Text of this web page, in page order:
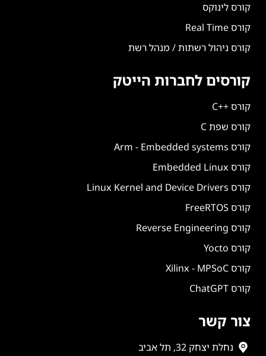
קורס לינוקס
קורס Real Time
קורס ניהול רשתות / מנהל רשת
קורסים לחברות הייטק
קורס ++C
קורס שפת C
קורס Arm - Embedded systems
קורס Embedded Linux
קורס Linux Kernel and Device Drivers
קורס FreeRTOS
קורס Reverse Engineering
קורס Yocto
קורס Xilinx - MPSoC
קורס ChatGPT
צור קשר
נחלת יצחק 32, תל אביב